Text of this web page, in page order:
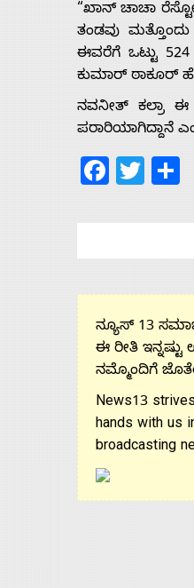
“ಖಾನ್ ಚಾಚಾ
ತಂಡವು
ಈವರೆಗೆ ಒಟ್ಟು
ಕುಮಾರ್ ಠಾಕೂರ್
ನವನೀತ್ ಕಲ್ರಾ
ಪರಾರಿಯಾಗಿದ್ದಾನೆ
ನ್ಯೂಸ್ 13
ಈ ರೀತಿ ಇನ್ನಷ್ಟು
ನಮ್ಮೊಂದಿಗೆ
News13
hands with us
broadcasting